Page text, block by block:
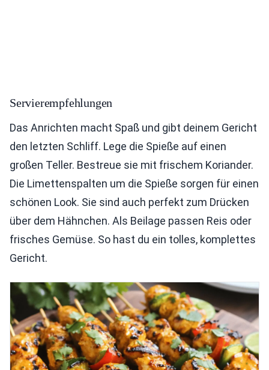
Servierempfehlungen
Das Anrichten macht Spaß und gibt deinem Gericht
den letzten Schliff. Lege die Spieße auf einen
großen Teller. Bestreue sie mit frischem Koriander.
Die Limettenspalten um die Spieße sorgen für einen
schönen Look. Sie sind auch perfekt zum Drücken
über dem Hähnchen. Als Beilage passen Reis oder
frisches Gemüse. So hast du ein tolles, komplettes
Gericht.